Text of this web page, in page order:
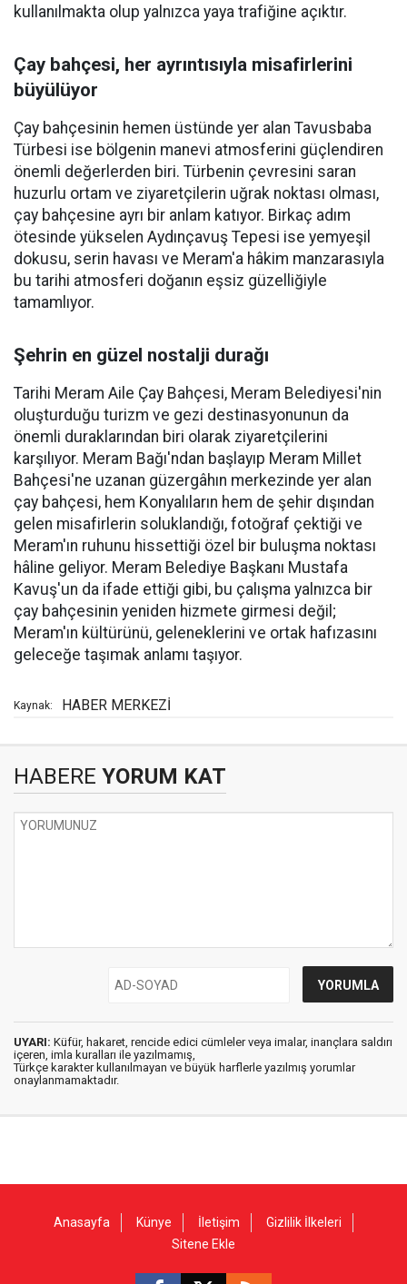
kullanılmakta olup yalnızca yaya trafiğine açıktır.
Çay bahçesi, her ayrıntısıyla misafirlerini
büyülüyor
Çay bahçesinin hemen üstünde yer alan Tavusbaba
Türbesi ise bölgenin manevi atmosferini güçlendiren
önemli değerlerden biri. Türbenin çevresini saran
huzurlu ortam ve ziyaretçilerin uğrak noktası olması,
çay bahçesine ayrı bir anlam katıyor. Birkaç adım
ötesinde yükselen Aydınçavuş Tepesi ise yemyeşil
dokusu, serin havası ve Meram'a hâkim manzarasıyla
bu tarihi atmosferi doğanın eşsiz güzelliğiyle
tamamlıyor.
Şehrin en güzel nostalji durağı
Tarihi Meram Aile Çay Bahçesi, Meram Belediyesi'nin
oluşturduğu turizm ve gezi destinasyonunun da
önemli duraklarından biri olarak ziyaretçilerini
karşılıyor. Meram Bağı'ndan başlayıp Meram Millet
Bahçesi'ne uzanan güzergâhın merkezinde yer alan
çay bahçesi, hem Konyalıların hem de şehir dışından
gelen misafirlerin soluklandığı, fotoğraf çektiği ve
Meram'ın ruhunu hissettiği özel bir buluşma noktası
hâline geliyor. Meram Belediye Başkanı Mustafa
Kavuş'un da ifade ettiği gibi, bu çalışma yalnızca bir
çay bahçesinin yeniden hizmete girmesi değil;
Meram'ın kültürünü, geleneklerini ve ortak hafızasını
geleceğe taşımak anlamı taşıyor.
Kaynak: HABER MERKEZİ
HABERE YORUM KAT
UYARI: Küfür, hakaret, rencide edici cümleler veya imalar, inançlara saldırı
içeren, imla kuralları ile yazılmamış,
Türkçe karakter kullanılmayan ve büyük harflerle yazılmış yorumlar
onaylanmamaktadır.
Anasayfa Künye İletişim
Gizlilik İlkeleri
Sitene Ekle